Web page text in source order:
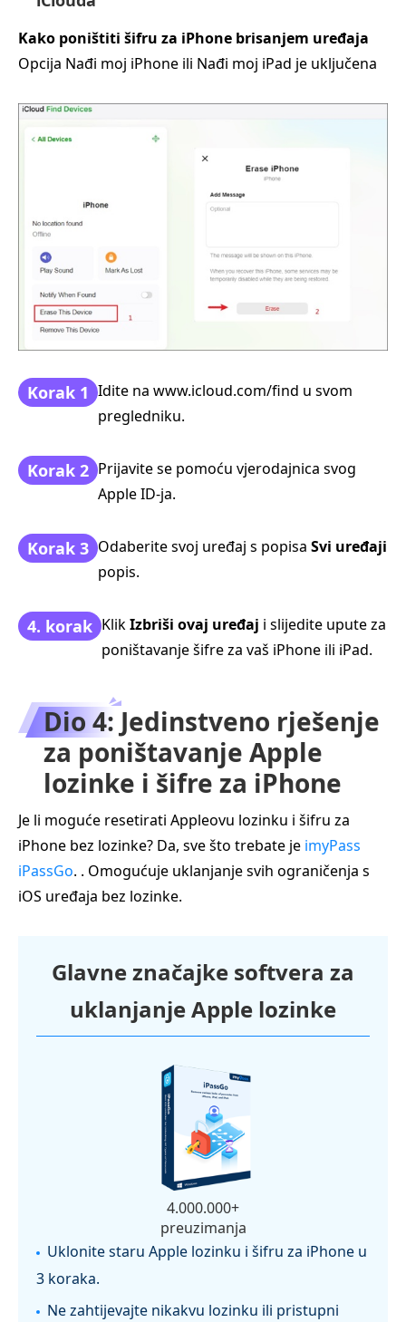
Kako poništiti šifru za iPhone brisanjem uređaja
Opcija Nađi moj iPhone ili Nađi moj iPad je uključena
Korak 1 Idite na www.icloud.com/find u svom
pregledniku.
Korak 2 Prijavite se pomoću vjerodajnica svog
Apple ID‑ja.
Korak 3 Odaberite svoj uređaj s popisa Svi uređaji
popis.
4. korak KlikIzbriši ovaj uređaj i slijedite upute za
poništavanje šifre za vaš iPhone ili iPad.
Dio 4: Jedinstveno rješenje
za poništavanje Apple
lozinke i šifre za iPhone
Je li moguće resetirati Appleovu lozinku i šifru za
iPhone bez lozinke? Da, sve što trebate je imyPass
iPassGo. . Omogućuje uklanjanje svih ograničenja s
iOS uređaja bez lozinke.
Glavne značajke softvera za
uklanjanje Apple lozinke
4.000.000+
preuzimanja
Uklonite staru Apple lozinku i šifru za iPhone u
3 koraka.
Ne zahtijevajte nikakvu lozinku ili pristupni